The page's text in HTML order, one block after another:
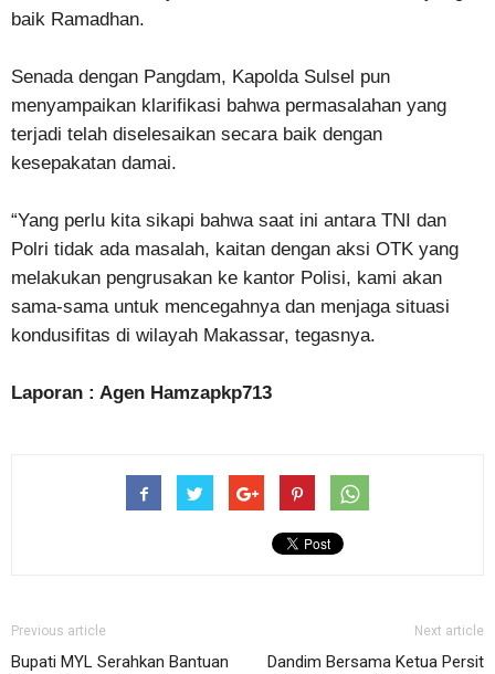
baik Ramadhan.
Senada dengan Pangdam, Kapolda Sulsel pun
menyampaikan klarifikasi bahwa permasalahan yang
terjadi telah diselesaikan secara baik dengan
kesepakatan damai.
“Yang perlu kita sikapi bahwa saat ini antara TNI dan
Polri tidak ada masalah, kaitan dengan aksi OTK yang
melakukan pengrusakan ke kantor Polisi, kami akan
sama-sama untuk mencegahnya dan menjaga situasi
kondusifitas di wilayah Makassar, tegasnya.
Laporan : Agen Hamzapkp713
Previous article
Bupati MYL Serahkan Bantuan
Next article
Dandim Bersama Ketua Persit